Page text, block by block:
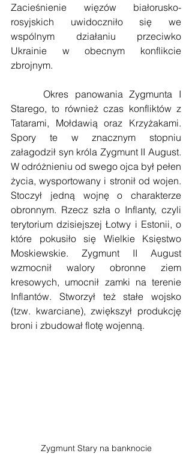
Zacieśnienie więzów białorusko-
rosyjskich uwidoczniło się we
wspólnym działaniu przeciwko
Ukrainie w obecnym konflikcie
zbrojnym.
Okres panowania Zygmunta I
Starego, to również czas konfliktów z
Tatarami, Mołdawią oraz Krzyżakami.
Spory te w znacznym stopniu
załagodził syn króla Zygmunt II August.
W odróżnieniu od swego ojca był pełen
życia, wysportowany i stronił od wojen.
Stoczył jedną wojnę o charakterze
obronnym. Rzecz szła o Inflanty, czyli
terytorium dzisiejszej Łotwy i Estonii, o
które pokusiło się Wielkie Księstwo
Moskiewskie. Zygmunt II August
wzmocnił walory obronne ziem
kresowych, umocnił zamki na terenie
Inflantów. Stworzył też stałe wojsko
(tzw. kwarciane), zwiększył produkcję
broni i zbudował flotę wojenną.
Zygmunt Stary na banknocie